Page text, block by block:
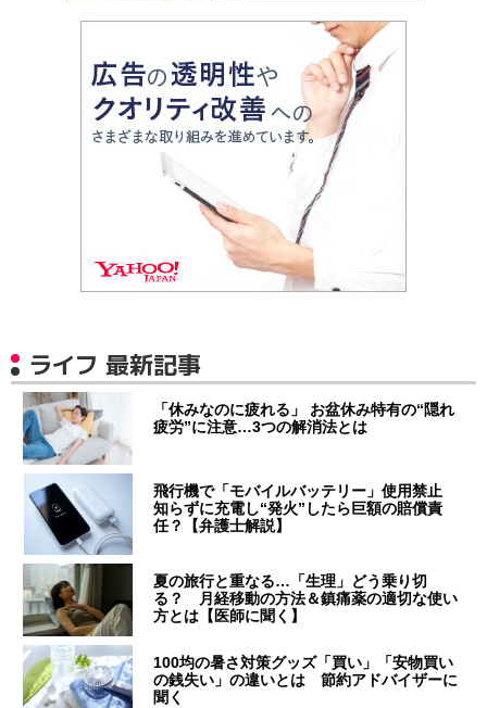
ライフ 最新記事
「休みなのに疲れる」 お盆休み特有の“隠れ
疲労”に注意…3つの解消法とは
飛行機で「モバイルバッテリー」使用禁止
知らずに充電し“発火”したら巨額の賠償責
任？【弁護士解説】
夏の旅行と重なる…「生理」どう乗り切
る？ 月経移動の方法＆鎮痛薬の適切な使い
方とは【医師に聞く】
100均の暑さ対策グッズ「買い」「安物買い
の銭失い」の違いとは 節約アドバイザーに
聞く